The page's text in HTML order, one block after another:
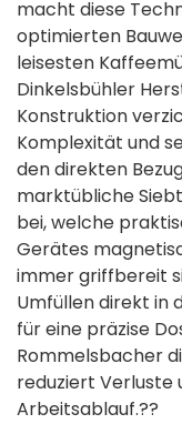
macht diese
optimierten
leisesten
Dinkelsbühler
Konstruktion
Komplexität und
den direkten
marktübliche
bei, welche
Gerätes
immer griffbereit
Umfüllen direkt in
für eine präzise
Rommelsbacher
reduziert Verluste
Arbeitsablauf.??